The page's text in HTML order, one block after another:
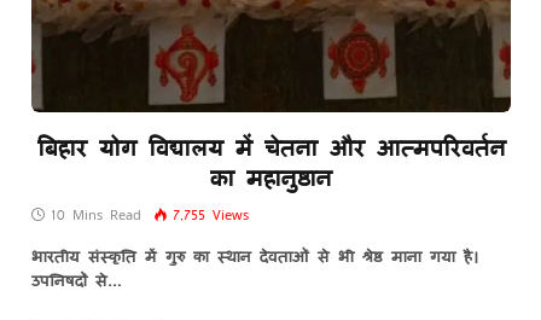
बिहार योग विद्यालय में चेतना और आत्मपरिवर्तन
का महानुष्ठान
10 Mins Read 7,755 Views
भारतीय संस्कृति में गुरु का स्थान देवताओं से भी श्रेष्ठ माना गया है।
उपनिषदों से…